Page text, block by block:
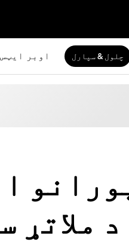
چلول & سپارل اوبر ايټس
ملاتړ